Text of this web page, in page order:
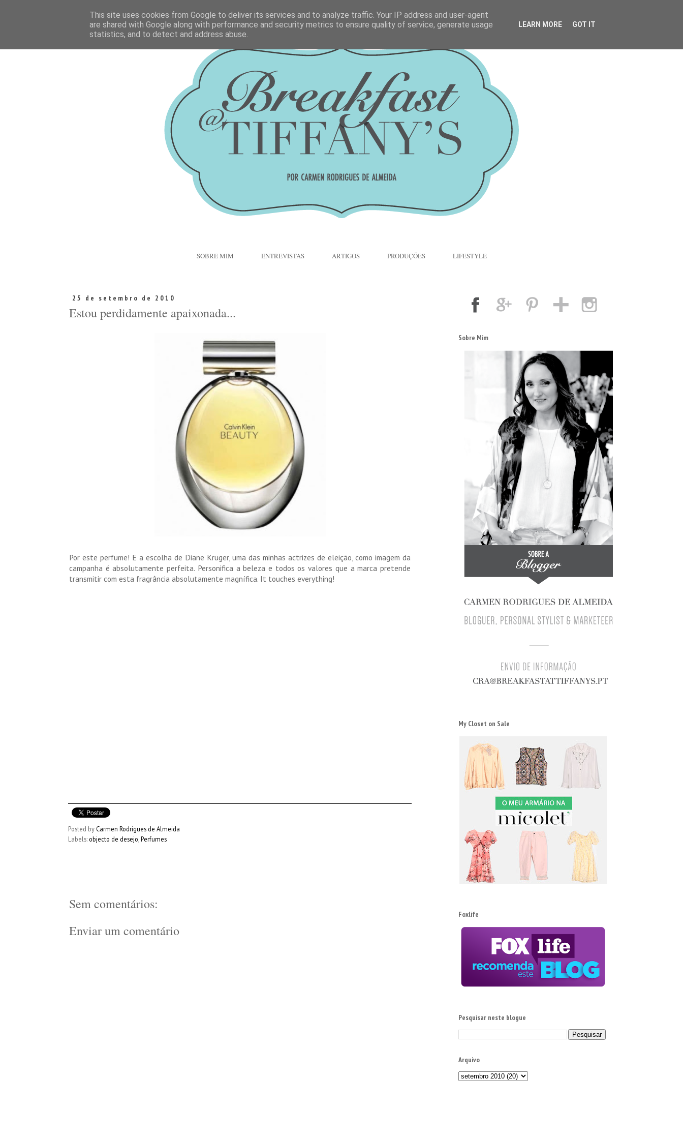
SOBRE MIM ENTREVISTAS ARTIGOS PRODUÇÕES LIFESTYLE
25 de setembro de 2010
Estou perdidamente apaixonada...
Por este perfume! E a escolha de Diane Kruger, uma das minhas actrizes de eleição, como imagem da
campanha é absolutamente perfeita. Personifica a beleza e todos os valores que a marca pretende
transmitir com esta fragrância absolutamente magnífica. It touches everything!
Posted by Carmen Rodrigues de Almeida
Labels: objecto de desejo Perfumes
Sem comentários:
Enviar um comentário
Sobre Mim
My Closet on Sale
Foxlife
Pesquisar neste blogue
Arquivo
This site uses cookies from Google to deliver its services and to analyze traffic. Your IP address and user-agent
are shared with Google along with performance and security metrics to ensure quality of service, generate usage
statistics, and to detect and address abuse.
LEARN MORE GOT IT